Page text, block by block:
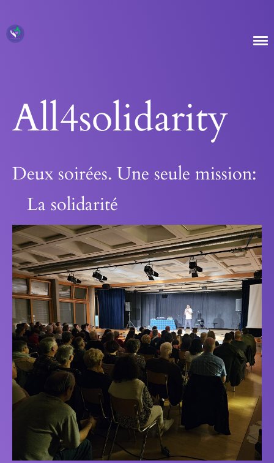
All4solidarity
Deux soirées. Une seule mission:
La solidarité